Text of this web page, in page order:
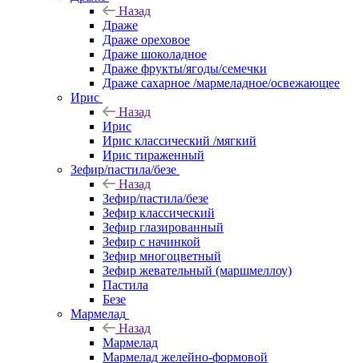
Назад
Драже
Драже ореховое
Драже шоколадное
Драже фрукты/ягоды/семечки
Драже сахарное /мармеладное/освежающее
Ирис
Назад
Ирис
Ирис классический /мягкий
Ирис тираженный
Зефир/пастила/безе
Назад
Зефир/пастила/безе
Зефир классический
Зефир глазированный
Зефир с начинкой
Зефир многоцветный
Зефир жевательный (маршмеллоу)
Пастила
Безе
Мармелад
Назад
Мармелад
Мармелад желейно-формовой